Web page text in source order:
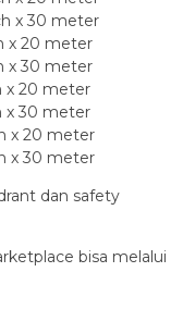
x 30 meter
x 20 meter
x 30 meter
x 20 meter
x 30 meter
x 20 meter
x 30 meter
dan safety
bisa melalui